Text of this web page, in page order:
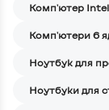
Комп'ютер
Комп'ютери 6
Ноутбук для
Ноутбуки для